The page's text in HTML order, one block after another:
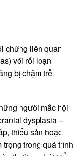
chứng liên quan
với rối loạn
bị chậm trễ
người mắc hội
dysplasia –
thiểu sản hoặc
trong quá trình